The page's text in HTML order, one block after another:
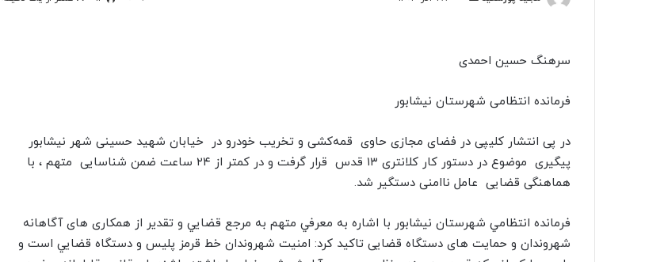
ک
م
ی
سرهنگ حسین احمدی
فرمانده انتظامی شهرستان نیشابور
در پی انتشار کلیپی در فضای مجازی حاوی قمه‌کشی و تخریب خودرو در خیابان شهید حسینی شهر نیشابور
پیگیری موضوع در دستور کار کلانتری ۱۳ قدس قرار گرفت و در کمتر از ۲۴ ساعت ضمن شناسایی متهم ، با
هماهنگی قضایی عامل ناامنی دستگیر شد.
فرمانده انتظامي شهرستان نیشابور با اشاره به معرفي متهم به مرجع قضايي و تقدیر از همکاری های آگاهانه
شهروندان و حمایت های دستگاه قضایی تاکید کرد: امنیت شهروندان خط قرمز پلیس و دستگاه قضايي است و